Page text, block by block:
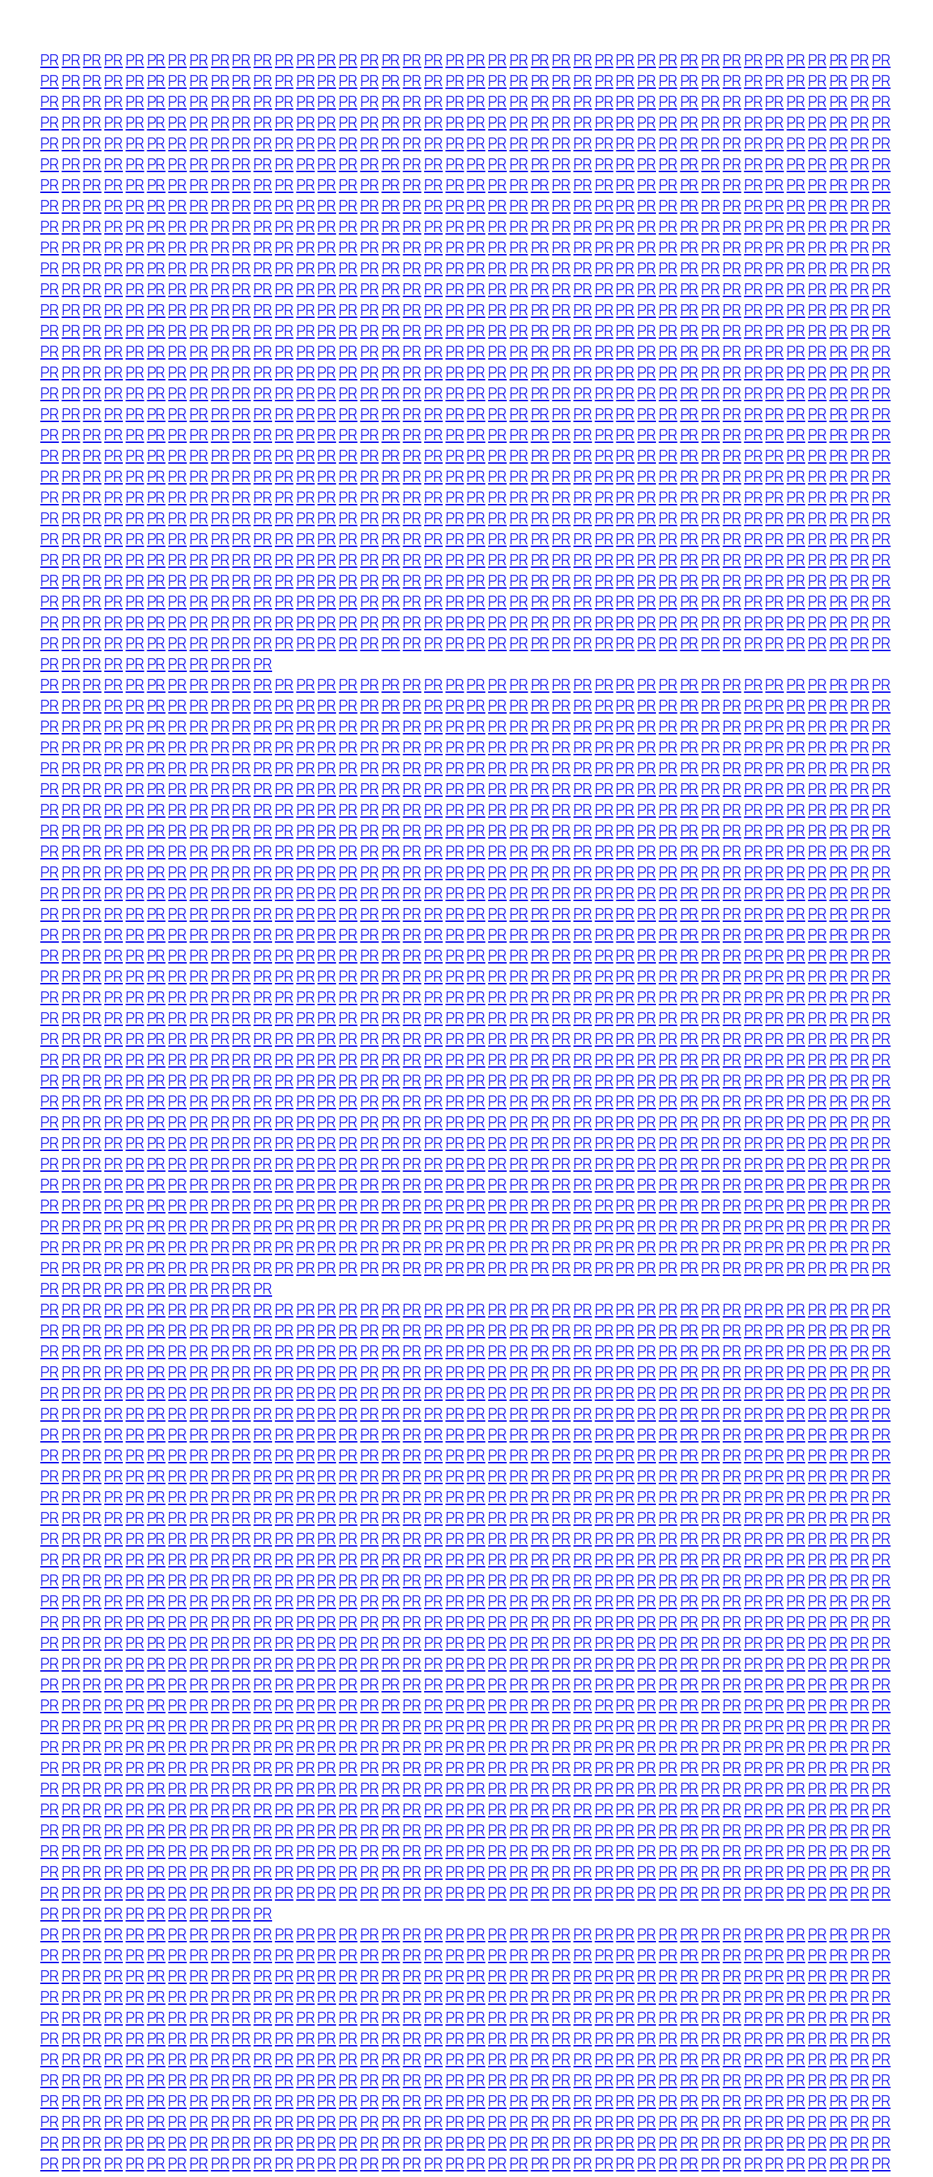
PR PRPR PR PR PR PR PR PRPR PR PR PRPR PR PR PR PR PR PRPR PR PR PR PR PR PRPR PR PR PR PR PR PRPR PR PR PR PR PR
PR PRPR PR PR PR PR PR PRPR PR PR PRPR PR PR PR PR PR PRPR PR PR PR PR PR PRPR PR PR PR PR PR PRPR PR PR PR PR PR
PR PRPR PR PR PR PR PR PRPR PR PR PRPR PR PR PR PR PR PRPR PR PR PR PR PR PRPR PR PR PR PR PR PRPR PR PR PR PR PR
PR PRPR PR PR PR PR PR PRPR PR PR PRPR PR PR PR PR PR PRPR PR PR PR PR PR PRPR PR PR PR PR PR PRPR PR PR PR PR PR
PR PRPR PR PR PR PR PR PRPR PR PR PRPR PR PR PR PR PR PRPR PR PR PR PR PR PRPR PR PR PR PR PR PRPR PR PR PR PR PR
PR PRPR PR PR PR PR PR PRPR PR PR PRPR PR PR PR PR PR PRPR PR PR PR PR PR PRPR PR PR PR PR PR PRPR PR PR PR PR PR
PR PRPR PR PR PR PR PR PRPR PR PR PRPR PR PR PR PR PR PRPR PR PR PR PR PR PRPR PR PR PR PR PR PRPR PR PR PR PR PR
PR PRPR PR PR PR PR PR PRPR PR PR PRPR PR PR PR PR PR PRPR PR PR PR PR PR PRPR PR PR PR PR PR PRPR PR PR PR PR PR
PR PRPR PR PR PR PR PR PRPR PR PR PRPR PR PR PR PR PR PRPR PR PR PR PR PR PRPR PR PR PR PR PR PRPR PR PR PR PR PR
PR PRPR PR PR PR PR PR PRPR PR PR PRPR PR PR PR PR PR PRPR PR PR PR PR PR PRPR PR PR PR PR PR PRPR PR PR PR PR PR
PR PRPR PR PR PR PR PR PRPR PR PR PRPR PR PR PR PR PR PRPR PR PR PR PR PR PRPR PR PR PR PR PR PRPR PR PR PR PR PR
PR PRPR PR PR PR PR PR PRPR PR PR PRPR PR PR PR PR PR PRPR PR PR PR PR PR PRPR PR PR PR PR PR PRPR PR PR PR PR PR
PR PRPR PR PR PR PR PR PRPR PR PR PRPR PR PR PR PR PR PRPR PR PR PR PR PR PRPR PR PR PR PR PR PRPR PR PR PR PR PR
PR PRPR PR PR PR PR PR PRPR PR PR PRPR PR PR PR PR PR PRPR PR PR PR PR PR PRPR PR PR PR PR PR PRPR PR PR PR PR PR
PR PRPR PR PR PR PR PR PRPR PR PR PRPR PR PR PR PR PR PRPR PR PR PR PR PR PRPR PR PR PR PR PR PRPR PR PR PR PR PR
PR PRPR PR PR PR PR PR PRPR PR PR PRPR PR PR PR PR PR PRPR PR PR PR PR PR PRPR PR PR PR PR PR PRPR PR PR PR PR PR
PR PRPR PR PR PR PR PR PRPR PR PR PRPR PR PR PR PR PR PRPR PR PR PR PR PR PRPR PR PR PR PR PR PRPR PR PR PR PR PR
PR PRPR PR PR PR PR PR PRPR PR PR PRPR PR PR PR PR PR PRPR PR PR PR PR PR PRPR PR PR PR PR PR PRPR PR PR PR PR PR
PR PRPR PR PR PR PR PR PRPR PR PR PRPR PR PR PR PR PR PRPR PR PR PR PR PR PRPR PR PR PR PR PR PRPR PR PR PR PR PR
PR PRPR PR PR PR PR PR PRPR PR PR PRPR PR PR PR PR PR PRPR PR PR PR PR PR PRPR PR PR PR PR PR PRPR PR PR PR PR PR
PR PRPR PR PR PR PR PR PRPR PR PR PRPR PR PR PR PR PR PRPR PR PR PR PR PR PRPR PR PR PR PR PR PRPR PR PR PR PR PR
PR PRPR PR PR PR PR PR PRPR PR PR PRPR PR PR PR PR PR PRPR PR PR PR PR PR PRPR PR PR PR PR PR PRPR PR PR PR PR PR
PR PRPR PR PR PR PR PR PRPR PR PR PRPR PR PR PR PR PR PRPR PR PR PR PR PR PRPR PR PR PR PR PR PRPR PR PR PR PR PR
PR PRPR PR PR PR PR PR PRPR PR PR PRPR PR PR PR PR PR PRPR PR PR PR PR PR PRPR PR PR PR PR PR PRPR PR PR PR PR PR
PR PRPR PR PR PR PR PR PRPR PR PR PRPR PR PR PR PR PR PRPR PR PR PR PR PR PRPR PR PR PR PR PR PRPR PR PR PR PR PR
PR PRPR PR PR PR PR PR PRPR PR PR PRPR PR PR PR PR PR PRPR PR PR PR PR PR PRPR PR PR PR PR PR PRPR PR PR PR PR PR
PR PRPR PR PR PR PR PR PRPR PR PR PRPR PR PR PR PR PR PRPR PR PR PR PR PR PRPR PR PR PR PR PR PRPR PR PR PR PR PR
PR PRPR PR PR PR PR PR PRPR PR PR PRPR PR PR PR PR PR PRPR PR PR PR PR PR PRPR PR PR PR PR PR PRPR PR PR PR PR PR
PR PRPR PR PR PR PR PR PRPR PR PR PRPR PR PR PR PR PR PRPR PR PR PR PR PR PRPR PR PR PR PR PR PRPR PR PR PR PR PR
PR PRPR PR PR PR PR PR PRPR PR
PR PRPR PR PR PR PR PR PRPR PR PR PRPR PR PR PR PR PR PRPR PR PR PR PR PR PRPR PR PR PR PR PR PRPR PR PR PR PR PR
PR PRPR PR PR PR PR PR PRPR PR PR PRPR PR PR PR PR PR PRPR PR PR PR PR PR PRPR PR PR PR PR PR PRPR PR PR PR PR PR
PR PRPR PR PR PR PR PR PRPR PR PR PRPR PR PR PR PR PR PRPR PR PR PR PR PR PRPR PR PR PR PR PR PRPR PR PR PR PR PR
PR PRPR PR PR PR PR PR PRPR PR PR PRPR PR PR PR PR PR PRPR PR PR PR PR PR PRPR PR PR PR PR PR PRPR PR PR PR PR PR
PR PRPR PR PR PR PR PR PRPR PR PR PRPR PR PR PR PR PR PRPR PR PR PR PR PR PRPR PR PR PR PR PR PRPR PR PR PR PR PR
PR PRPR PR PR PR PR PR PRPR PR PR PRPR PR PR PR PR PR PRPR PR PR PR PR PR PRPR PR PR PR PR PR PRPR PR PR PR PR PR
PR PRPR PR PR PR PR PR PRPR PR PR PRPR PR PR PR PR PR PRPR PR PR PR PR PR PRPR PR PR PR PR PR PRPR PR PR PR PR PR
PR PRPR PR PR PR PR PR PRPR PR PR PRPR PR PR PR PR PR PRPR PR PR PR PR PR PRPR PR PR PR PR PR PRPR PR PR PR PR PR
PR PRPR PR PR PR PR PR PRPR PR PR PRPR PR PR PR PR PR PRPR PR PR PR PR PR PRPR PR PR PR PR PR PRPR PR PR PR PR PR
PR PRPR PR PR PR PR PR PRPR PR PR PRPR PR PR PR PR PR PRPR PR PR PR PR PR PRPR PR PR PR PR PR PRPR PR PR PR PR PR
PR PRPR PR PR PR PR PR PRPR PR PR PRPR PR PR PR PR PR PRPR PR PR PR PR PR PRPR PR PR PR PR PR PRPR PR PR PR PR PR
PR PRPR PR PR PR PR PR PRPR PR PR PRPR PR PR PR PR PR PRPR PR PR PR PR PR PRPR PR PR PR PR PR PRPR PR PR PR PR PR
PR PRPR PR PR PR PR PR PRPR PR PR PRPR PR PR PR PR PR PRPR PR PR PR PR PR PRPR PR PR PR PR PR PRPR PR PR PR PR PR
PR PRPR PR PR PR PR PR PRPR PR PR PRPR PR PR PR PR PR PRPR PR PR PR PR PR PRPR PR PR PR PR PR PRPR PR PR PR PR PR
PR PRPR PR PR PR PR PR PRPR PR PR PRPR PR PR PR PR PR PRPR PR PR PR PR PR PRPR PR PR PR PR PR PRPR PR PR PR PR PR
PR PRPR PR PR PR PR PR PRPR PR PR PRPR PR PR PR PR PR PRPR PR PR PR PR PR PRPR PR PR PR PR PR PRPR PR PR PR PR PR
PR PRPR PR PR PR PR PR PRPR PR PR PRPR PR PR PR PR PR PRPR PR PR PR PR PR PRPR PR PR PR PR PR PRPR PR PR PR PR PR
PR PRPR PR PR PR PR PR PRPR PR PR PRPR PR PR PR PR PR PRPR PR PR PR PR PR PRPR PR PR PR PR PR PRPR PR PR PR PR PR
PR PRPR PR PR PR PR PR PRPR PR PR PRPR PR PR PR PR PR PRPR PR PR PR PR PR PRPR PR PR PR PR PR PRPR PR PR PR PR PR
PR PRPR PR PR PR PR PR PRPR PR PR PRPR PR PR PR PR PR PRPR PR PR PR PR PR PRPR PR PR PR PR PR PRPR PR PR PR PR PR
PR PRPR PR PR PR PR PR PRPR PR PR PRPR PR PR PR PR PR PRPR PR PR PR PR PR PRPR PR PR PR PR PR PRPR PR PR PR PR PR
PR PRPR PR PR PR PR PR PRPR PR PR PRPR PR PR PR PR PR PRPR PR PR PR PR PR PRPR PR PR PR PR PR PRPR PR PR PR PR PR
PR PRPR PR PR PR PR PR PRPR PR PR PRPR PR PR PR PR PR PRPR PR PR PR PR PR PRPR PR PR PR PR PR PRPR PR PR PR PR PR
PR PRPR PR PR PR PR PR PRPR PR PR PRPR PR PR PR PR PR PRPR PR PR PR PR PR PRPR PR PR PR PR PR PRPR PR PR PR PR PR
PR PRPR PR PR PR PR PR PRPR PR PR PRPR PR PR PR PR PR PRPR PR PR PR PR PR PRPR PR PR PR PR PR PRPR PR PR PR PR PR
PR PRPR PR PR PR PR PR PRPR PR PR PRPR PR PR PR PR PR PRPR PR PR PR PR PR PRPR PR PR PR PR PR PRPR PR PR PR PR PR
PR PRPR PR PR PR PR PR PRPR PR PR PRPR PR PR PR PR PR PRPR PR PR PR PR PR PRPR PR PR PR PR PR PRPR PR PR PR PR PR
PR PRPR PR PR PR PR PR PRPR PR PR PRPR PR PR PR PR PR PRPR PR PR PR PR PR PRPR PR PR PR PR PR PRPR PR PR PR PR PR
PR PRPR PR PR PR PR PR PRPR PR PR PRPR PR PR PR PR PR PRPR PR PR PR PR PR PRPR PR PR PR PR PR PRPR PR PR PR PR PR
PR PRPR PR PR PR PR PR PRPR PR
PR PRPR PR PR PR PR PR PRPR PR PR PRPR PR PR PR PR PR PRPR PR PR PR PR PR PRPR PR PR PR PR PR PRPR PR PR PR PR PR
PR PRPR PR PR PR PR PR PRPR PR PR PRPR PR PR PR PR PR PRPR PR PR PR PR PR PRPR PR PR PR PR PR PRPR PR PR PR PR PR
PR PRPR PR PR PR PR PR PRPR PR PR PRPR PR PR PR PR PR PRPR PR PR PR PR PR PRPR PR PR PR PR PR PRPR PR PR PR PR PR
PR PRPR PR PR PR PR PR PRPR PR PR PRPR PR PR PR PR PR PRPR PR PR PR PR PR PRPR PR PR PR PR PR PRPR PR PR PR PR PR
PR PRPR PR PR PR PR PR PRPR PR PR PRPR PR PR PR PR PR PRPR PR PR PR PR PR PRPR PR PR PR PR PR PRPR PR PR PR PR PR
PR PRPR PR PR PR PR PR PRPR PR PR PRPR PR PR PR PR PR PRPR PR PR PR PR PR PRPR PR PR PR PR PR PRPR PR PR PR PR PR
PR PRPR PR PR PR PR PR PRPR PR PR PRPR PR PR PR PR PR PRPR PR PR PR PR PR PRPR PR PR PR PR PR PRPR PR PR PR PR PR
PR PRPR PR PR PR PR PR PRPR PR PR PRPR PR PR PR PR PR PRPR PR PR PR PR PR PRPR PR PR PR PR PR PRPR PR PR PR PR PR
PR PRPR PR PR PR PR PR PRPR PR PR PRPR PR PR PR PR PR PRPR PR PR PR PR PR PRPR PR PR PR PR PR PRPR PR PR PR PR PR
PR PRPR PR PR PR PR PR PRPR PR PR PRPR PR PR PR PR PR PRPR PR PR PR PR PR PRPR PR PR PR PR PR PRPR PR PR PR PR PR
PR PRPR PR PR PR PR PR PRPR PR PR PRPR PR PR PR PR PR PRPR PR PR PR PR PR PRPR PR PR PR PR PR PRPR PR PR PR PR PR
PR PRPR PR PR PR PR PR PRPR PR PR PRPR PR PR PR PR PR PRPR PR PR PR PR PR PRPR PR PR PR PR PR PRPR PR PR PR PR PR
PR PRPR PR PR PR PR PR PRPR PR PR PRPR PR PR PR PR PR PRPR PR PR PR PR PR PRPR PR PR PR PR PR PRPR PR PR PR PR PR
PR PRPR PR PR PR PR PR PRPR PR PR PRPR PR PR PR PR PR PRPR PR PR PR PR PR PRPR PR PR PR PR PR PRPR PR PR PR PR PR
PR PRPR PR PR PR PR PR PRPR PR PR PRPR PR PR PR PR PR PRPR PR PR PR PR PR PRPR PR PR PR PR PR PRPR PR PR PR PR PR
PR PRPR PR PR PR PR PR PRPR PR PR PRPR PR PR PR PR PR PRPR PR PR PR PR PR PRPR PR PR PR PR PR PRPR PR PR PR PR PR
PR PRPR PR PR PR PR PR PRPR PR PR PRPR PR PR PR PR PR PRPR PR PR PR PR PR PRPR PR PR PR PR PR PRPR PR PR PR PR PR
PR PRPR PR PR PR PR PR PRPR PR PR PRPR PR PR PR PR PR PRPR PR PR PR PR PR PRPR PR PR PR PR PR PRPR PR PR PR PR PR
PR PRPR PR PR PR PR PR PRPR PR PR PRPR PR PR PR PR PR PRPR PR PR PR PR PR PRPR PR PR PR PR PR PRPR PR PR PR PR PR
PR PRPR PR PR PR PR PR PRPR PR PR PRPR PR PR PR PR PR PRPR PR PR PR PR PR PRPR PR PR PR PR PR PRPR PR PR PR PR PR
PR PRPR PR PR PR PR PR PRPR PR PR PRPR PR PR PR PR PR PRPR PR PR PR PR PR PRPR PR PR PR PR PR PRPR PR PR PR PR PR
PR PRPR PR PR PR PR PR PRPR PR PR PRPR PR PR PR PR PR PRPR PR PR PR PR PR PRPR PR PR PR PR PR PRPR PR PR PR PR PR
PR PRPR PR PR PR PR PR PRPR PR PR PRPR PR PR PR PR PR PRPR PR PR PR PR PR PRPR PR PR PR PR PR PRPR PR PR PR PR PR
PR PRPR PR PR PR PR PR PRPR PR PR PRPR PR PR PR PR PR PRPR PR PR PR PR PR PRPR PR PR PR PR PR PRPR PR PR PR PR PR
PR PRPR PR PR PR PR PR PRPR PR PR PRPR PR PR PR PR PR PRPR PR PR PR PR PR PRPR PR PR PR PR PR PRPR PR PR PR PR PR
PR PRPR PR PR PR PR PR PRPR PR PR PRPR PR PR PR PR PR PRPR PR PR PR PR PR PRPR PR PR PR PR PR PRPR PR PR PR PR PR
PR PRPR PR PR PR PR PR PRPR PR PR PRPR PR PR PR PR PR PRPR PR PR PR PR PR PRPR PR PR PR PR PR PRPR PR PR PR PR PR
PR PRPR PR PR PR PR PR PRPR PR PR PRPR PR PR PR PR PR PRPR PR PR PR PR PR PRPR PR PR PR PR PR PRPR PR PR PR PR PR
PR PRPR PR PR PR PR PR PRPR PR PR PRPR PR PR PR PR PR PRPR PR PR PR PR PR PRPR PR PR PR PR PR PRPR PR PR PR PR PR
PR PRPR PR PR PR PR PR PRPR PR
PR PRPR PR PR PR PR PR PRPR PR PR PRPR PR PR PR PR PR PRPR PR PR PR PR PR PRPR PR PR PR PR PR PRPR PR PR PR PR PR
PR PRPR PR PR PR PR PR PRPR PR PR PRPR PR PR PR PR PR PRPR PR PR PR PR PR PRPR PR PR PR PR PR PRPR PR PR PR PR PR
PR PRPR PR PR PR PR PR PRPR PR PR PRPR PR PR PR PR PR PRPR PR PR PR PR PR PRPR PR PR PR PR PR PRPR PR PR PR PR PR
PR PRPR PR PR PR PR PR PRPR PR PR PRPR PR PR PR PR PR PRPR PR PR PR PR PR PRPR PR PR PR PR PR PRPR PR PR PR PR PR
PR PRPR PR PR PR PR PR PRPR PR PR PRPR PR PR PR PR PR PRPR PR PR PR PR PR PRPR PR PR PR PR PR PRPR PR PR PR PR PR
PR PRPR PR PR PR PR PR PRPR PR PR PRPR PR PR PR PR PR PRPR PR PR PR PR PR PRPR PR PR PR PR PR PRPR PR PR PR PR PR
PR PRPR PR PR PR PR PR PRPR PR PR PRPR PR PR PR PR PR PRPR PR PR PR PR PR PRPR PR PR PR PR PR PRPR PR PR PR PR PR
PR PRPR PR PR PR PR PR PRPR PR PR PRPR PR PR PR PR PR PRPR PR PR PR PR PR PRPR PR PR PR PR PR PRPR PR PR PR PR PR
PR PRPR PR PR PR PR PR PRPR PR PR PRPR PR PR PR PR PR PRPR PR PR PR PR PR PRPR PR PR PR PR PR PRPR PR PR PR PR PR
PR PRPR PR PR PR PR PR PRPR PR PR PRPR PR PR PR PR PR PRPR PR PR PR PR PR PRPR PR PR PR PR PR PRPR PR PR PR PR PR
PR PRPR PR PR PR PR PR PRPR PR PR PRPR PR PR PR PR PR PRPR PR PR PR PR PR PRPR PR PR PR PR PR PRPR PR PR PR PR PR
PR PRPR PR PR PR PR PR PRPR PR PR PRPR PR PR PR PR PR PRPR PR PR PR PR PR PRPR PR PR PR PR PR PRPR PR PR PR PR PR